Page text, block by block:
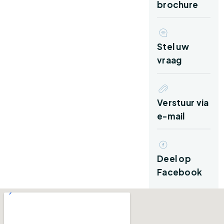
Via de overdekte entree kom je binnen in de
trapopgang en praktische trapkast. De lichte
woonkamer vormt het centrale punt van de
woning. Grote raampartijen zorgen voor een
Aansluitend bevindt zich de moderne keuken,
diverse inbouwapparatuur en voldoende werk-
en bergruimte. Vanuit de keuken is de tweede
Deze tweede hal geeft toegang tot de
brochure
Stel uw
vraag
Verstuur via
e-mail
Deel op
Facebook